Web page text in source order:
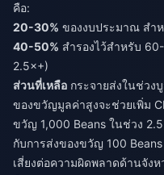
คือ:
20-30% ของงบประมาณ สำ
40-50% สำรองไว้สำหรับ
2.5×+)
ส่วนที่เหลือ กระจายส่งในช่วง
ของขวัญมูลค่าสูงจะช่วยเพิ่ม
ขวัญ 1,000 Beans ในช่วง 2.5
กับการส่งของขวัญ 100
เสี่ยงต่อความผิดพลาดด้านจังห